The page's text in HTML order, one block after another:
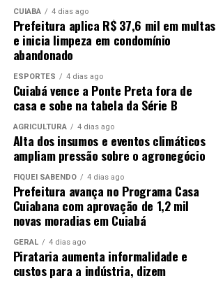
CUIABÁ 4 dias ago
Prefeitura aplica R$ 37,6 mil em multas
e inicia limpeza em condomínio
abandonado
ESPORTES 4 dias ago
Cuiabá vence a Ponte Preta fora de
casa e sobe na tabela da Série B
AGRICULTURA 4 dias ago
Alta dos insumos e eventos climáticos
ampliam pressão sobre o agronegócio
FIQUEI SABENDO 4 dias ago
Prefeitura avança no Programa Casa
Cuiabana com aprovação de 1,2 mil
novas moradias em Cuiabá
GERAL 4 dias ago
Pirataria aumenta informalidade e
custos para a indústria, dizem